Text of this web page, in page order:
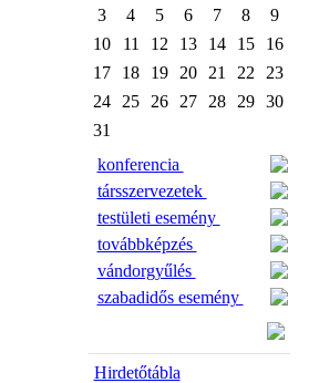
3
4 5 6 7 8
9
10
11 12 13 14 15
16
17
18 19 20 21 22
23
24
25 26 27 28 29 30
31
konferencia
társszervezetek
testületi esemény
továbbképzés
vándorgyűlés
szabadidős esemény
Hirdetőtábla